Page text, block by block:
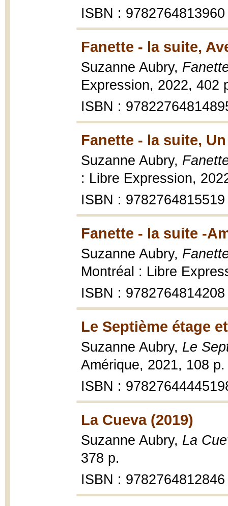
ISBN : 9782764813960
Fanette - la suite,
Suzanne Aubry,
Expression, 2022, 402
ISBN :
Fanette - la suite,
Suzanne Aubry,
: Libre Expression,
ISBN : 9782764815519
Fanette - la suite -
Suzanne Aubry,
Montréal : Libre
ISBN : 9782764814208
Le Septième étage
Suzanne Aubry, Le
Amérique, 2021, 108 p.
ISBN :
La Cueva (2019)
Suzanne Aubry, La
378 p.
ISBN : 9782764812846